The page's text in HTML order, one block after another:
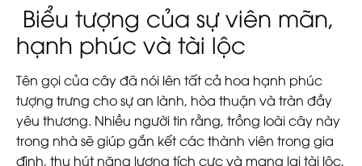
Biểu tượng của sự viên mãn,
hạnh phúc và tài lộc
Tên gọi của cây đã nói lên tất cả hoa hạnh phúc
tượng trưng cho sự an lành, hòa thuận và tràn đầy
yêu thương. Nhiều người tin rằng, trồng loài cây này
trong nhà sẽ giúp gắn kết các thành viên trong gia
đình, thu hút năng lượng tích cực và mang lại tài lộc,